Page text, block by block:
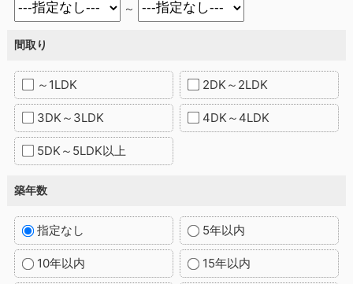
～
間取り
～1LDK 2DK～2LDK
3DK～3LDK 4DK～4LDK
5DK～5LDK以上
築年数
指定なし 5年以内
10年以内 15年以内